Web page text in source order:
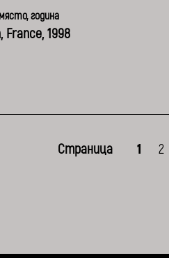
година
1998
Страница 1 2